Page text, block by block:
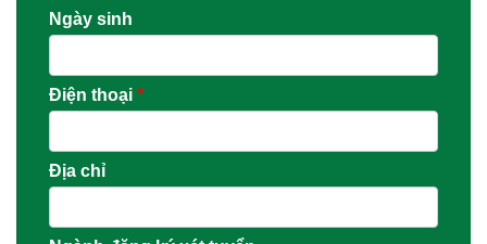
Ngày sinh
Điện thoại *
Địa chỉ